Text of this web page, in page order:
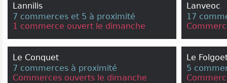
Lannilis
7 commerces et 5 à proximité
1 commerce ouvert le dimanche
Lanveoc
17
Le Conquet
7 commerces à proximité
Commerces ouverts le dimanche
Le
5